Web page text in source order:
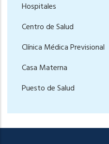
Hospitales
Centro de Salud
Clínica Médica Previsional
Casa Materna
Puesto de Salud